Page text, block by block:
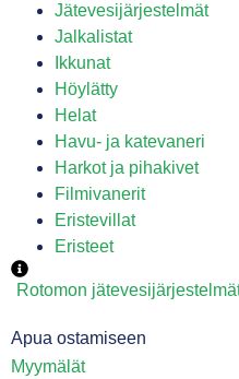
Jätevesijärjestelmät
Jalkalistat
Ikkunat
Höylätty
Helat
Havu- ja katevaneri
Harkot ja pihakivet
Filmivanerit
Eristevillat
Eristeet
Rotomon
Apua ostamiseen
Myymälät